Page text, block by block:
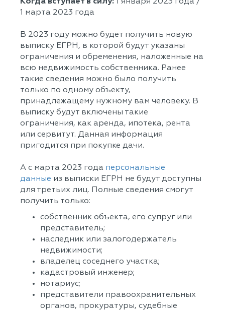
1 марта 2023 года
В 2023 году можно будет получить новую
выписку ЕГРН, в которой будут указаны
ограничения и обременения, наложенные на
всю недвижимость собственника. Ранее
такие сведения можно было получить
только по одному объекту,
принадлежащему нужному вам человеку. В
выписку будут включены такие
ограничения, как аренда, ипотека, рента
или сервитут. Данная информация
пригодится при покупке дачи.
А с марта 2023 года персональные
данные из выписки ЕГРН не будут доступны
для третьих лиц. Полные сведения смогут
получить только:
собственник объекта, его супруг или
представитель;
наследник или залогодержатель
недвижимости;
владелец соседнего участка;
кадастровый инженер;
нотариус;
представители правоохранительных
органов, прокуратуры, судебные